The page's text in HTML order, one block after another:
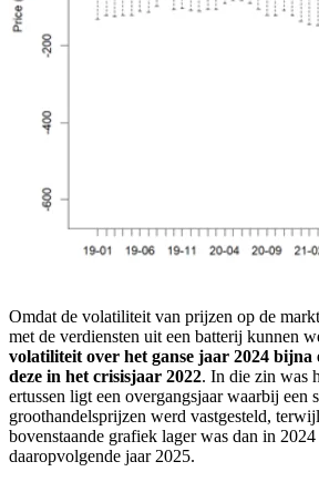
Omdat de volatiliteit van prijzen op de
met de verdiensten uit een batterij kunnen
volatiliteit over het ganse jaar 2024 bijna
deze in het crisisjaar 2022. In die zin was
ertussen ligt een overgangsjaar waarbij een
groothandelsprijzen werd vastgesteld,
bovenstaande grafiek lager was dan in
daaropvolgende jaar 2025.